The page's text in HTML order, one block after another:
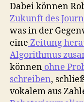
Dabei können
Zukunft des
was in der
eine Zeitung
Algorithmus
können ohne
schreiben,
vokalem aus